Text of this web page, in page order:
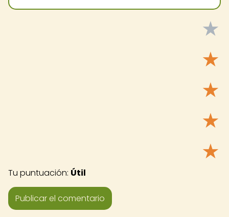
★
★
★
★
★
Tu puntuación: Útil